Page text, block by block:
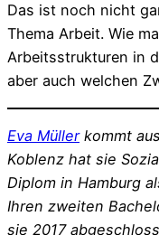
Das ist noch nicht
Thema Arbeit. Wie
Arbeitsstrukturen in
aber auch welchen
Eva Müllerkommt
Koblenz hat sie
Diplom in Hamburg
Ihren zweiten
sie 2017